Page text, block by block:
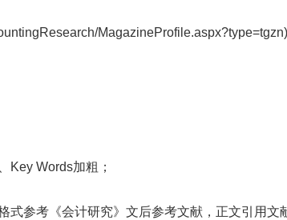
MagazineProfile.aspx?type=tgzn)
Key Words加粗；
式参考《会计研究》文后参考文献，正文引用文